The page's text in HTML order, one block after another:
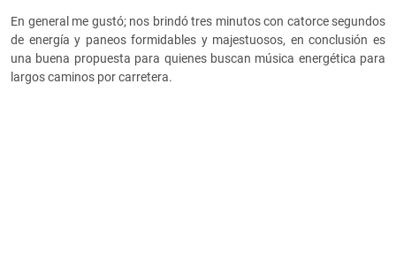
En general me gustó; nos brindó tres minutos con catorce segundos
de energía y paneos formidables y majestuosos, en conclusión es
una buena propuesta para quienes buscan música energética para
largos caminos por carretera.